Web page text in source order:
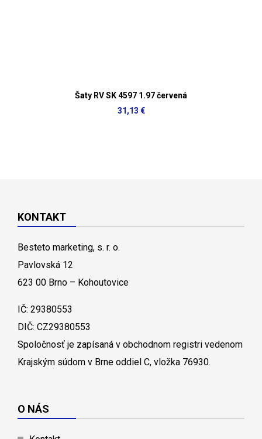
Šaty RV SK 4597 1.97 červená
31,13 €
KONTAKT
Besteto marketing, s. r. o.
Pavlovská 12
623 00 Brno – Kohoutovice
IČ: 29380553
DIČ: CZ29380553
Spoločnosť je zapísaná v obchodnom registri vedenom
Krajským súdom v Brne oddiel C, vložka 76930.
O NÁS